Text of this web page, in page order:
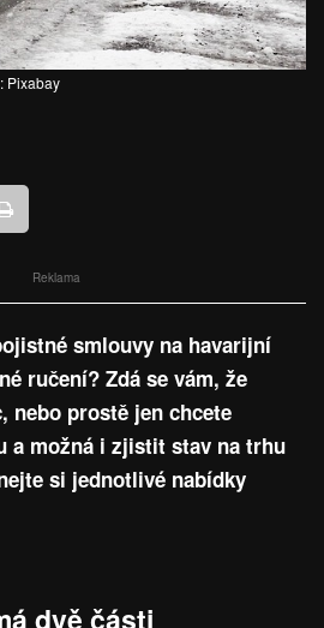
Pixabay
Reklama
smlouvy na havarijní
ručení? Zdá se vám, že
nebo prostě jen chcete
a možná i zjistit stav na trhu
si jednotlivé nabídky
dvě části